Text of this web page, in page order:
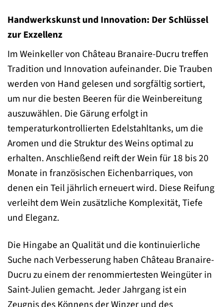
Handwerkskunst und Innovation: Der Schlüssel
zur Exzellenz
Im Weinkeller von Château Branaire-Ducru treffen
Tradition und Innovation aufeinander. Die Trauben
werden von Hand gelesen und sorgfältig sortiert,
um nur die besten Beeren für die Weinbereitung
auszuwählen. Die Gärung erfolgt in
temperaturkontrollierten Edelstahltanks, um die
Aromen und die Struktur des Weins optimal zu
erhalten. Anschließend reift der Wein für 18 bis 20
Monate in französischen Eichenbarriques, von
denen ein Teil jährlich erneuert wird. Diese Reifung
verleiht dem Wein zusätzliche Komplexität, Tiefe
und Eleganz.
Die Hingabe an Qualität und die kontinuierliche
Suche nach Verbesserung haben Château Branaire-
Ducru zu einem der renommiertesten Weingüter in
Saint-Julien gemacht. Jeder Jahrgang ist ein